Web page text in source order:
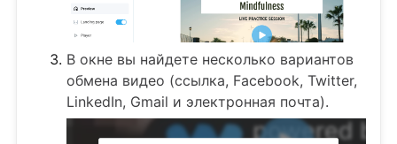
В окне вы найдете несколько вариантов
обмена видео (ссылка, Facebook, Twitter,
LinkedIn, Gmail и электронная почта).